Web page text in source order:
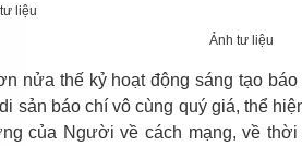
Ảnh tư liệu
nửa thế kỷ hoạt động sáng tạo
sản báo chí vô cùng quý giá, thể
của Người về cách mạng, về thời